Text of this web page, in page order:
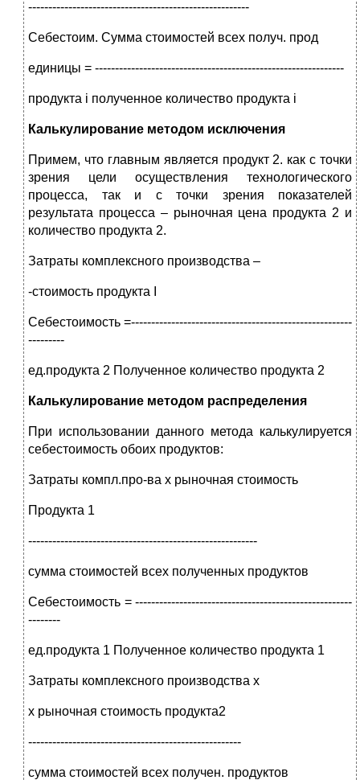
-------------------------------------------------------
Себестоим. Сумма стоимостей всех получ. прод
единицы = --------------------------------------------------------------
продукта i полученное количество продукта i
Калькулирование методом исключения
Примем, что главным является продукт 2. как с точки
зрения цели осуществления технологического
процесса, так и с точки зрения показателей
результата процесса – рыночная цена продукта 2 и
количество продукта 2.
Затраты комплексного производства –
-стоимость продукта I
Себестоимость =-------------------------------------------------------
---------
ед.продукта 2 Полученное количество продукта 2
Калькулирование методом распределения
При использовании данного метода калькулируется
себестоимость обоих продуктов:
Затраты компл.про-ва х рыночная стоимость
Продукта 1
---------------------------------------------------------
сумма стоимостей всех полученных продуктов
Себестоимость = ------------------------------------------------------
--------
ед.продукта 1 Полученное количество продукта 1
Затраты комплексного производства х
х рыночная стоимость продукта2
-----------------------------------------------------
сумма стоимостей всех получен. продуктов